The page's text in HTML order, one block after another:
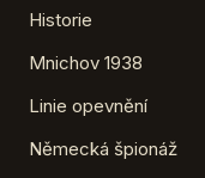
Historie
Mnichov 1938
Linie opevnění
Německá špionáž